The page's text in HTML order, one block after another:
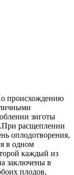
происхождению
зиготы
расщеплении
оплодотворения,
в одном
каждый из
заключены в
плодов,